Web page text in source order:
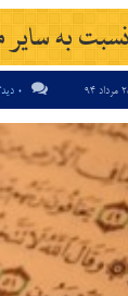
به
0 دیدگاه